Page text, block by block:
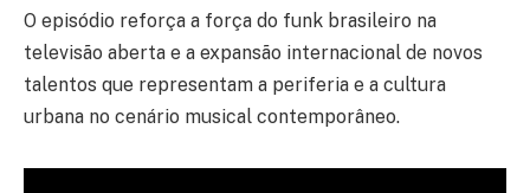
O episódio reforça a força do funk brasileiro na
televisão aberta e a expansão internacional de novos
talentos que representam a periferia e a cultura
urbana no cenário musical contemporâneo.